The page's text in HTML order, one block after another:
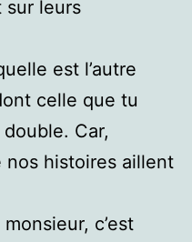
sur leurs
est l’autre
celle que tu
Car,
histoires aillent
c’est